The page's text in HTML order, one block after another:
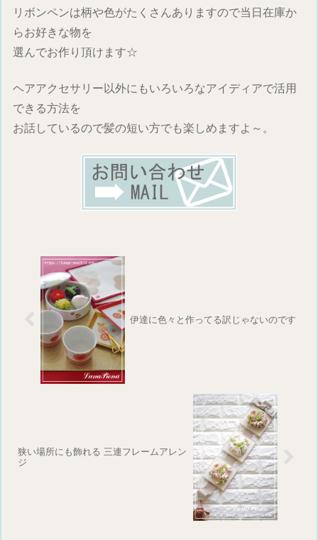
リボンペンは柄や色がたくさんありますので当日在庫か
らお好きな物を
選んでお作り頂けます☆
ヘアアクセサリー以外にもいろいろなアイディアで活用
できる方法を
お話しているので髪の短い方でも楽しめますよ～。
伊達に色々と作ってる訳じゃないのです
狭い場所にも飾れる 三連フレームアレン
ジ